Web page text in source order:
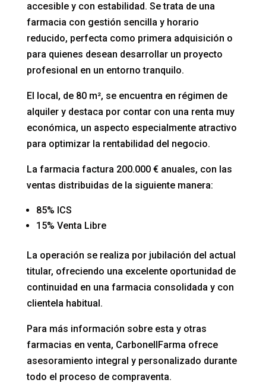
accesible y con estabilidad. Se trata de una
farmacia con gestión sencilla y horario
reducido, perfecta como primera adquisición o
para quienes desean desarrollar un proyecto
profesional en un entorno tranquilo.
El local, de 80 m², se encuentra en régimen de
alquiler y destaca por contar con una renta muy
económica, un aspecto especialmente atractivo
para optimizar la rentabilidad del negocio.
La farmacia factura 200.000 € anuales, con las
ventas distribuidas de la siguiente manera:
85% ICS
15% Venta Libre
La operación se realiza por jubilación del actual
titular, ofreciendo una excelente oportunidad de
continuidad en una farmacia consolidada y con
clientela habitual.
Para más información sobre esta y otras
farmacias en venta, CarbonellFarma ofrece
asesoramiento integral y personalizado durante
todo el proceso de compraventa.